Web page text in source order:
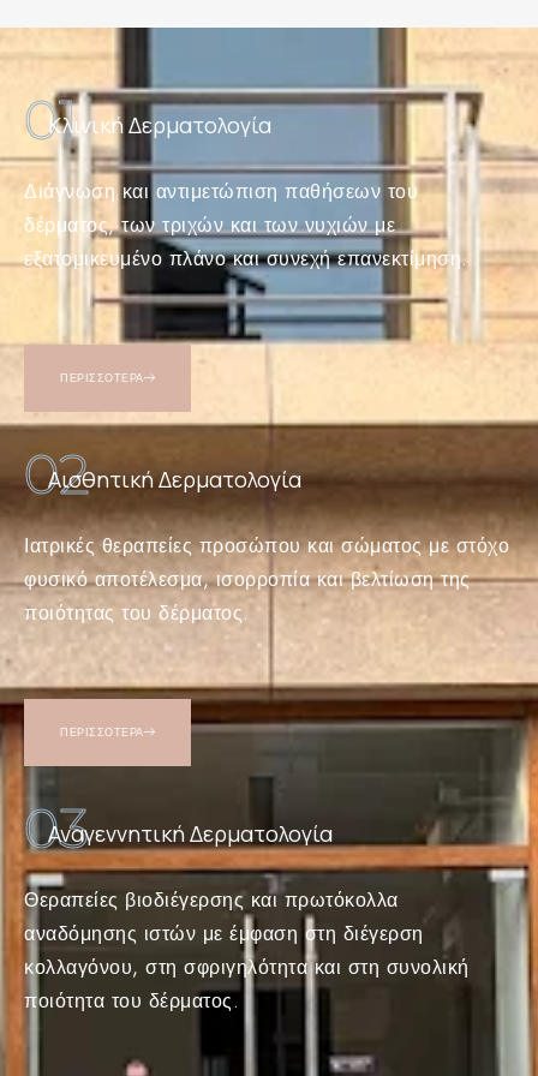
01Κλινική Δερματολογία
Διάγνωση και αντιμετώπιση παθήσεων του
δέρματος, των τριχών και των νυχιών με
εξατομικευμένο πλάνο και συνεχή επανεκτίμηση.
ΠΕΡΙΣΣΟΤΕΡΑ
02
Αισθητική Δερματολογία
Ιατρικές θεραπείες προσώπου και σώματος με στόχο
φυσικό αποτέλεσμα, ισορροπία και βελτίωση της
ποιότητας του δέρματος.
ΠΕΡΙΣΣΟΤΕΡΑ
03
Αναγεννητική Δερματολογία
Θεραπείες βιοδιέγερσης και πρωτόκολλα
αναδόμησης ιστών με έμφαση στη διέγερση
κολλαγόνου, στη σφριγηλότητα και στη συνολική
ποιότητα του δέρματος.